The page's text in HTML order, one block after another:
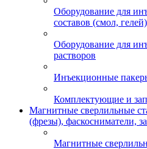
Оборудование для
составов (смол, гелей)
Оборудование для
растворов
Инъекционные
Комплектующие и
Магнитные сверлильные
(фрезы), фаскосниматели,
Магнитные